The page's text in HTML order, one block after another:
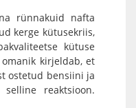
rünnakuid nafta
kerge kütusekriis,
kütuse
kirjeldab, et
ostetud bensiini ja
reaktsioon.